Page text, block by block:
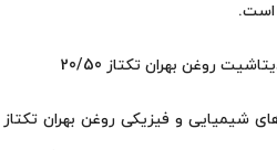
است.
روغن بهران تکتاز 20/50